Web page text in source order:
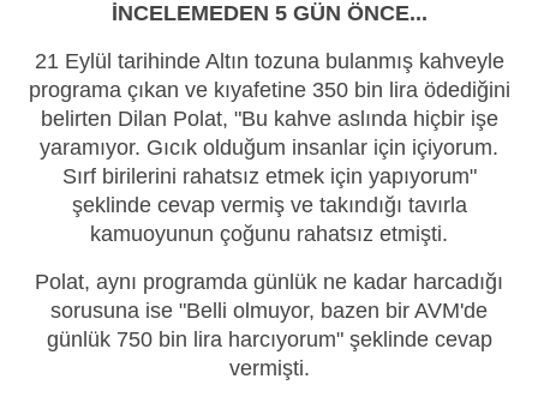
İNCELEMEDEN 5 GÜN ÖNCE...
21 Eylül tarihinde Altın tozuna bulanmış kahveyle
programa çıkan ve kıyafetine 350 bin lira ödediğini
belirten Dilan Polat, "Bu kahve aslında hiçbir işe
yaramıyor. Gıcık olduğum insanlar için içiyorum.
Sırf birilerini rahatsız etmek için yapıyorum"
şeklinde cevap vermiş ve takındığı tavırla
kamuoyunun çoğunu rahatsız etmişti.
Polat, aynı programda günlük ne kadar harcadığı
sorusuna ise "Belli olmuyor, bazen bir AVM'de
günlük 750 bin lira harcıyorum" şeklinde cevap
vermişti.